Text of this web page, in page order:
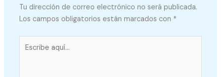
Tu dirección de correo electrónico no será publicada.
Los campos obligatorios están marcados con *
aquí...